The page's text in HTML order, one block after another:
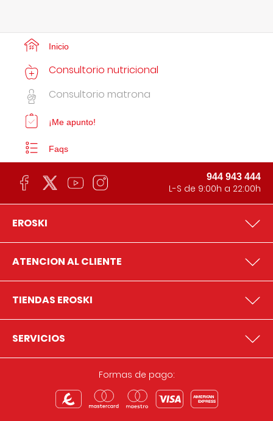
Inicio
Consultorio nutricional
Consultorio matrona
¡Me apunto!
Faqs
944 943 444
L-S de 9:00h a 22:00h
EROSKI
ATENCION AL CLIENTE
TIENDAS EROSKI
SERVICIOS
Formas de pago: